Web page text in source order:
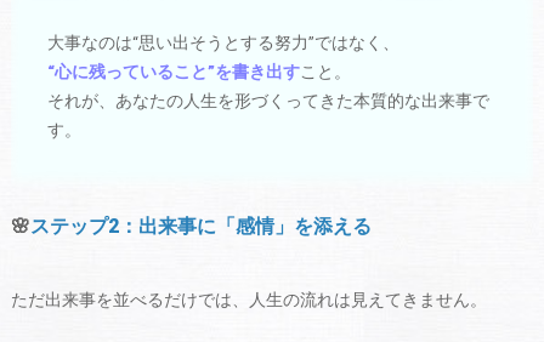
大事なのは“思い出そうとする努力”ではなく、
“心に残っていること”を書き出すこと。
それが、あなたの人生を形づくってきた本質的な出来事で
す。
🌸ステップ2：出来事に「感情」を添える
ただ出来事を並べるだけでは、人生の流れは見えてきません。